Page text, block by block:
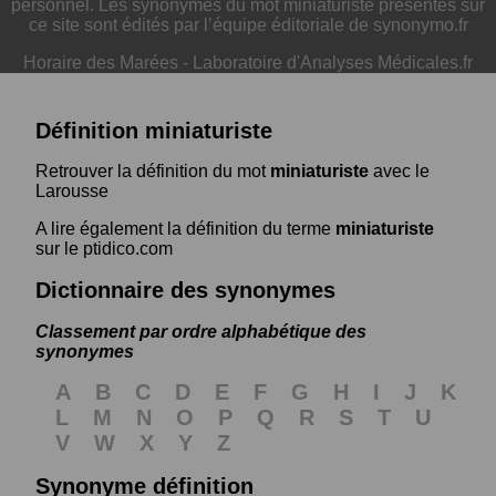
personnel. Les synonymes du mot miniaturiste présentés sur
ce site sont édités par l’équipe éditoriale de synonymo.fr
Horaire des Marées - Laboratoire d'Analyses Médicales.fr
Définition miniaturiste
Retrouver la définition du mot miniaturiste avec le
Larousse
A lire également la définition du terme miniaturiste
sur le ptidico.com
Dictionnaire des synonymes
Classement par ordre alphabétique des
synonymes
A B C D E F G H I J
K
L
M N O P Q R S T
U
V
W X Y
Z
Synonyme définition